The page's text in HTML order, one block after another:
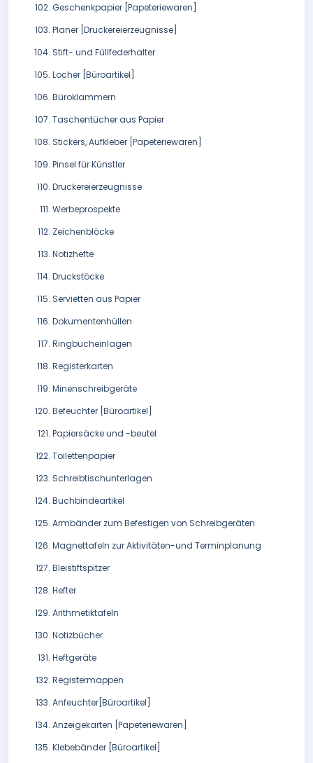
Geschenkpapier [Papeteriewaren]
Planer [Druckereierzeugnisse]
Stift- und Füllfederhalter
Locher [Büroartikel]
Büroklammern
Taschentücher aus Papier
Stickers, Aufkleber [Papeteriewaren]
Pinsel für Künstler
Druckereierzeugnisse
Werbeprospekte
Zeichenblöcke
Notizhefte
Druckstöcke
Servietten aus Papier
Dokumentenhüllen
Ringbucheinlagen
Registerkarten
Minenschreibgeräte
Befeuchter [Büroartikel]
Papiersäcke und -beutel
Toilettenpapier
Schreibtischunterlagen
Buchbindeartikel
Armbänder zum Befestigen von Schreibgeräten
Magnettafeln zur Aktivitäten-und Terminplanung
Bleistiftspitzer
Hefter
Arithmetiktafeln
Notizbücher
Heftgeräte
Registermappen
Anfeuchter[Büroartikel]
Anzeigekarten [Papeteriewaren]
Klebebänder [Büroartikel]